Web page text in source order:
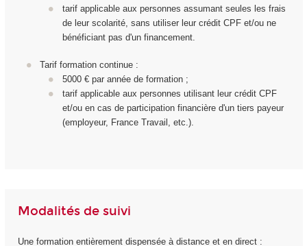
tarif applicable aux personnes assumant seules les frais
de leur scolarité, sans utiliser leur crédit CPF et/ou ne
bénéficiant pas d'un financement.
Tarif formation continue :
5000 € par année de formation ;
tarif applicable aux personnes utilisant leur crédit CPF
et/ou en cas de participation financière d'un tiers payeur
(employeur, France Travail, etc.).
Modalités de suivi
Une formation entièrement dispensée à distance et en direct :